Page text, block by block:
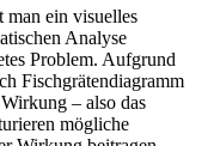
man ein visuelles
Analyse
Problem. Aufgrund
Fischgrätendiagramm
– also das
mögliche